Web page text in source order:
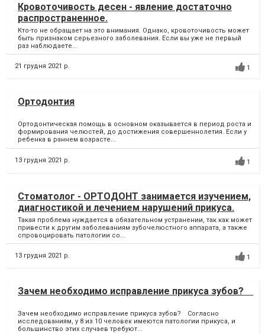
Кровоточивость десен - явление достаточно
распространенное.
Кто-то не обращает на это внимания. Однако, кровоточивость может
быть признаком серьезного заболевания. Если вы уже не первый
раз наблюдаете...
21 грудня 2021 р. 1
Ортодонтия
Ортодонтическая помощь в основном оказывается в период роста и
формирования челюстей, до достижения совершеннолетия. Если у
ребенка в раннем возрасте...
13 грудня 2021 р. 1
Стоматолог - ОРТОДОНТ занимается изучением,
диагностикой и лечением нарушений прикуса.
Такая проблема нуждается в обязательном устранении, так как может
привести к другим заболеваниям зубочелюстного аппарата, а также
спровоцировать патологии со...
13 грудня 2021 р. 1
Зачем необходимо исправление прикуса зубов? ⠀
Зачем необходимо исправление прикуса зубов? ⠀Согласно
исследованиям, у 8 из 10 человек имеются патологии прикуса, и
большинство этих случаев требуют...